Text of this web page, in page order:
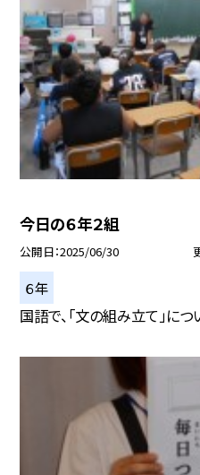
今日の６年２組
公開日 2025/06/30
６年
国語で、「文の組み立て」につ